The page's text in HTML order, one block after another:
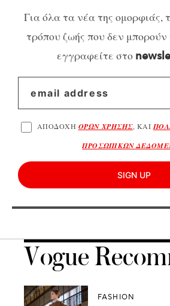
Για όλα τα νέα της ομορφιάς,
τρόπου ζωής που δεν
εγγραφείτε στο
ΑΠΟΔΟΧΗ ΟΡΩΝ ΧΡΗΣΗΣ, ΚΑΙ
ΠΡΟΣΩΠΙΚΩΝ
SIGN UP
Vogue
FASHION